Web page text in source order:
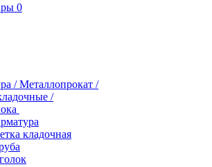
0
/ Металлопрокат /
/
кладочная